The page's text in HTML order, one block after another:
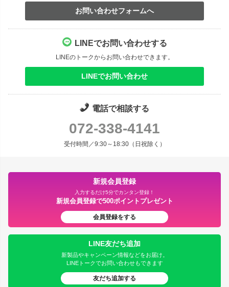
お問い合わせフォームへ
LINEでお問い合わせする
LINEのトークからお問い合わせできます。
LINEでお問い合わせ
電話で相談する
072-338-4141
受付時間／9:30～18:30（日祝除く）
新規会員登録
入力するだけ5分でカンタン登録！
新規会員登録で500ポイントプレゼント
会員登録をする
LINE友だち追加
新製品やキャンペーン情報などをお届け。
LINEトークでお問い合わせもできます
友だち追加する